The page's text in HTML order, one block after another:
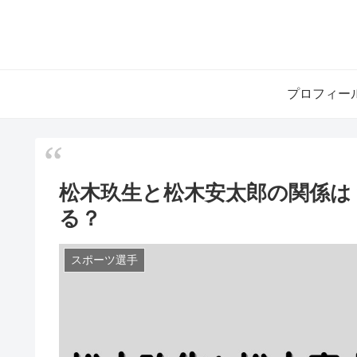
プロフィー
松木玖生と松木安太郎の関係
る？
スポーツ選手